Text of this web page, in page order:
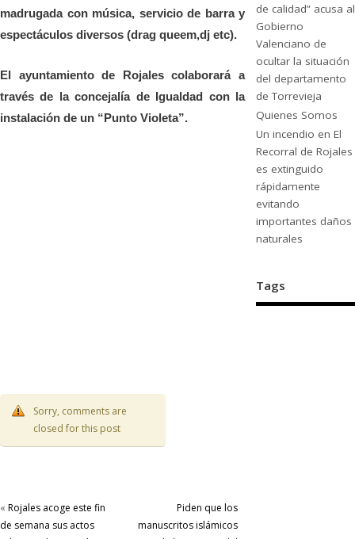
madrugada con música, servicio de barra y
espectáculos diversos (drag queem,dj etc).
El ayuntamiento de Rojales colaborará a
través de la concejalía de Igualdad con la
instalación de un “Punto Violeta”.
Sorry, comments are
closed for this post
« Rojales acoge este fin
de semana sus actos
Piden que los
manuscritos islámicos
de calidad” acusa al
Gobierno
Valenciano de
ocultar la situación
del departamento
de Torrevieja
Quienes Somos
Un incendio en El
Recorral de Rojales
es extinguido
rápidamente
evitando
importantes daños
naturales
Tags